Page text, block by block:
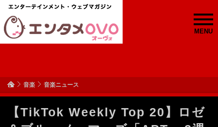
MENU
音楽 音楽ニュース
【TikTok Weekly Top 20】ロゼ